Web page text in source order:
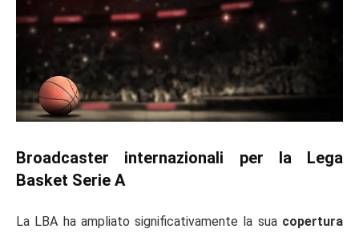
Broadcaster internazionali per la Lega
Basket Serie A
La LBA ha ampliato significativamente la sua copertura